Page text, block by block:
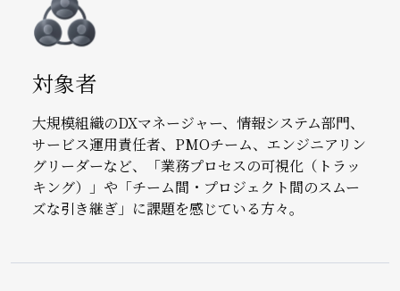
対象者
大規模組織のDXマネージャー、情報システム部門、
サービス運用責任者、PMOチーム、エンジニアリン
グリーダーなど、「業務プロセスの可視化（トラッ
キング）」や「チーム間・プロジェクト間のスムー
ズな引き継ぎ」に課題を感じている方々。